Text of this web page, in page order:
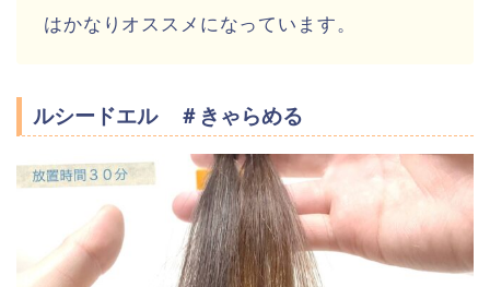
はかなりオススメになっています。
ルシードエル ＃きゃらめる